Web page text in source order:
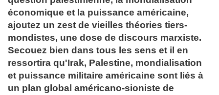
économique et la puissance américaine,
ajoutez un zest de vieilles théories tiers-
mondistes, une dose de discours marxiste.
Secouez bien dans tous les sens et il en
ressortira qu'Irak, Palestine, mondialisation
et puissance militaire américaine sont liés à
un plan global américano-sioniste de